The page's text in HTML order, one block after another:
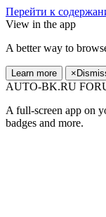
Перейти к
View in the app
A better way to
Learn more ×
AUTO-BK.RU
A full-screen app on
badges and more.